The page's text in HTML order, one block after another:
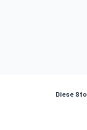
Diese